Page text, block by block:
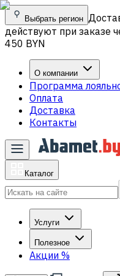
Выбрать регион
действуют при заказе
450 BYN
О компании
Программа
Оплата
Доставка
Контакты
Каталог
Услуги
Полезное
Акции %